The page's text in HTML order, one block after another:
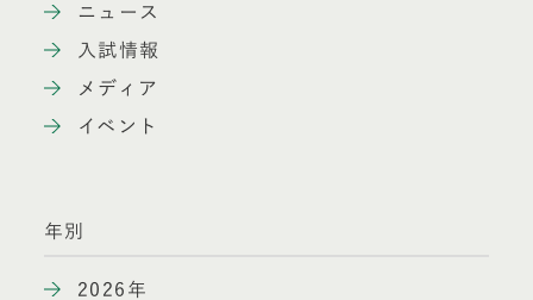
ニュース
入試情報
メディア
イベント
年別
2026年